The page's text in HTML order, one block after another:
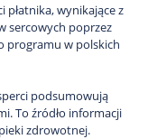
płatnika, wynikające z
sercowych poprzez
programu w polskich
podsumowują
To źródło informacji
zdrowotnej.